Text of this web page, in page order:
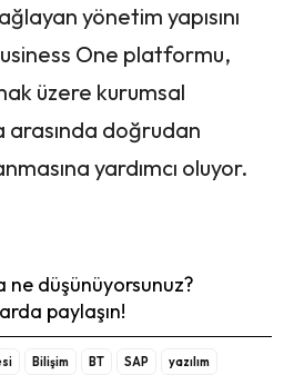
yönetim yapısını
One platformu,
üzere kurumsal
doğrudan
yardımcı oluyor.
ne düşünüyorsunuz?
paylaşın!
Bilişim BT SAP yazılım